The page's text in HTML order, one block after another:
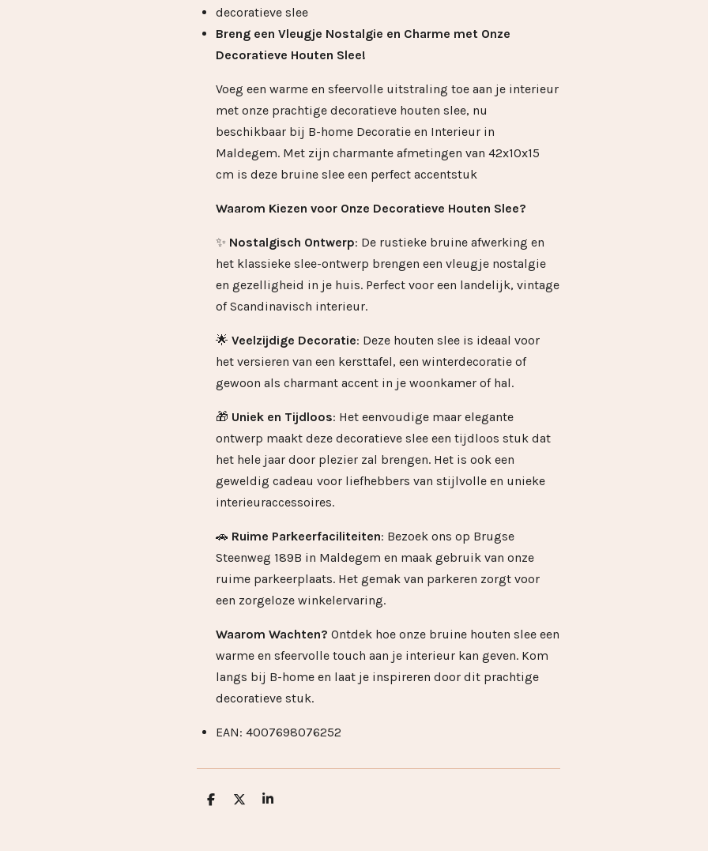
decoratieve slee
Breng een Vleugje Nostalgie en Charme met Onze
Decoratieve Houten Slee!
Voeg een warme en sfeervolle uitstraling toe aan je interieur
met onze prachtige decoratieve houten slee, nu
beschikbaar bij B-home Decoratie en Interieur in
Maldegem. Met zijn charmante afmetingen van 42x10x15
cm is deze bruine slee een perfect accentstuk
Waarom Kiezen voor Onze Decoratieve Houten Slee?
✨ Nostalgisch Ontwerp: De rustieke bruine afwerking en
het klassieke slee-ontwerp brengen een vleugje nostalgie
en gezelligheid in je huis. Perfect voor een landelijk, vintage
of Scandinavisch interieur.
🌟 Veelzijdige Decoratie: Deze houten slee is ideaal voor
het versieren van een kersttafel, een winterdecoratie of
gewoon als charmant accent in je woonkamer of hal.
🎁 Uniek en Tijdloos: Het eenvoudige maar elegante
ontwerp maakt deze decoratieve slee een tijdloos stuk dat
het hele jaar door plezier zal brengen. Het is ook een
geweldig cadeau voor liefhebbers van stijlvolle en unieke
interieuraccessoires.
🚗 Ruime Parkeerfaciliteiten: Bezoek ons op Brugse
Steenweg 189B in Maldegem en maak gebruik van onze
ruime parkeerplaats. Het gemak van parkeren zorgt voor
een zorgeloze winkelervaring.
Waarom Wachten? Ontdek hoe onze bruine houten slee een
warme en sfeervolle touch aan je interieur kan geven. Kom
langs bij B-home en laat je inspireren door dit prachtige
decoratieve stuk.
EAN: 4007698076252
D
D
S